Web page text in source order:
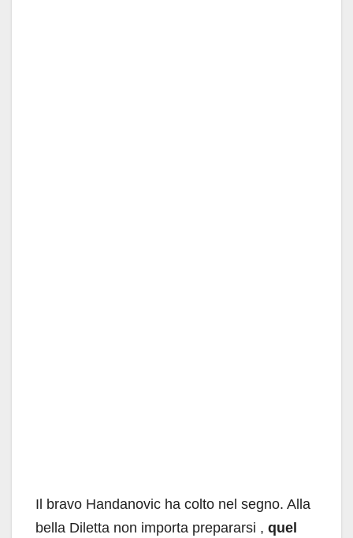
Il bravo Handanovic ha colto nel segno. Alla
bella Diletta non importa prepararsi , quel